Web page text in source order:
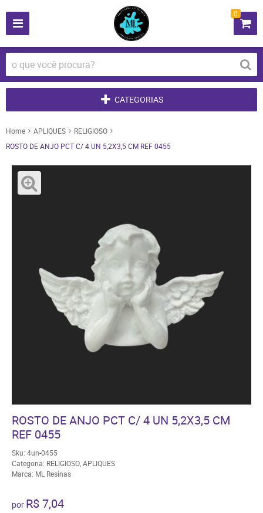
0
CATEGORIAS
Home APLIQUES
RELIGIOSO
ROSTO DE ANJO PCT C/ 4 UN 5,2X3,5 CM REF 0455
ROSTO DE ANJO PCT C/ 4 UN 5,2X3,5 CM
REF 0455
Sku: 4un-0455
Categoria: RELIGIOSO APLIQUES
Marca: ML Resinas
por R$ 7,04